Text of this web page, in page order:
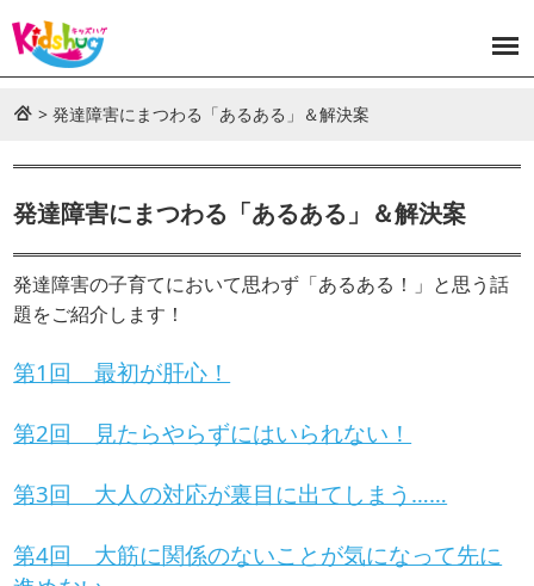
>発達障害にまつわる「あるある」＆解決案
発達障害にまつわる「あるある」＆解決案
発達障害の子育てにおいて思わず「あるある！」と思う話
題をご紹介します！
第1回 最初が肝心！
第2回 見たらやらずにはいられない！
第3回 大人の対応が裏目に出てしまう……
第4回 大筋に関係のないことが気になって先に